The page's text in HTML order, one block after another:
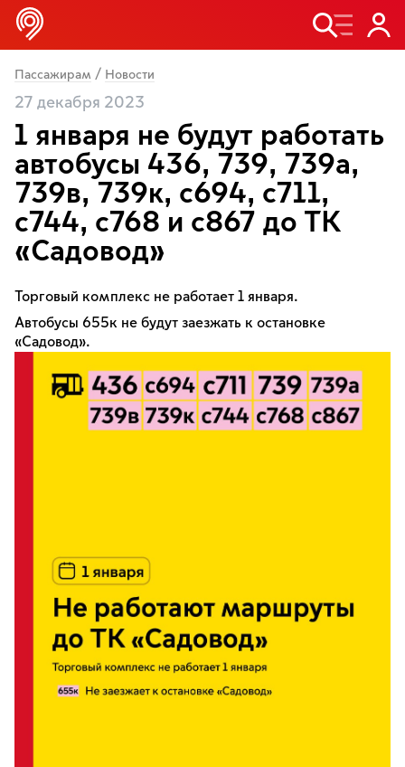
Пассажирам / Новости
27 декабря 2023
1 января не будут работать
автобусы 436, 739, 739а,
739в, 739к, с694, с711,
с744, с768 и с867 до ТК
«Садовод»
Торговый комплекс не работает 1 января.
Автобусы 655к не будут заезжать к остановке
«Садовод».